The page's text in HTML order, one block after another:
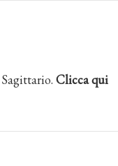
Clicca qui